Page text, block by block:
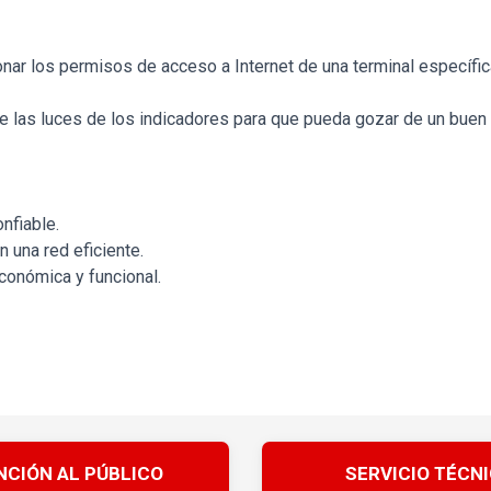
los permisos de acceso a Internet de una terminal
luces de los indicadores para que pueda gozar de un buen
una red eficiente.
y funcional.
AL PÚBLICO SERVICIO